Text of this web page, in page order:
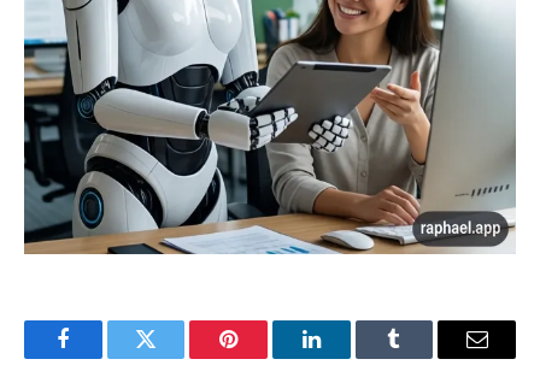
FacebookTwitter Pinterest LinkedInTumblr Email